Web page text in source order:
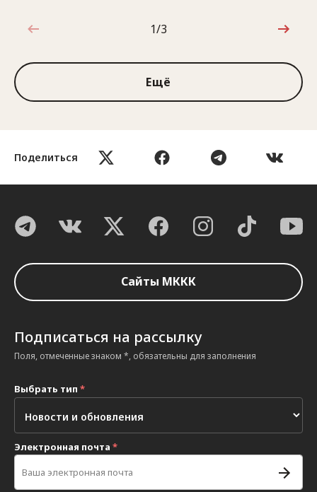
Поделиться
1 из 3
1/3
Ещё
Сайты МККК
Подписаться на рассылку
Поля, отмеченные знаком *, обязательны для заполнения
Выбрать тип *
Электронная почта *